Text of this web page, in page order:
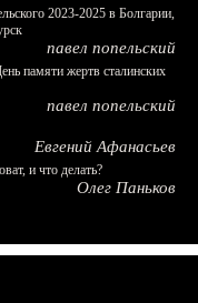
2023-2025 в Болгарии,
павел попельский
памяти жертв сталинских
павел попельский
Евгений Афанасьев
и что делать?
Олег Паньков